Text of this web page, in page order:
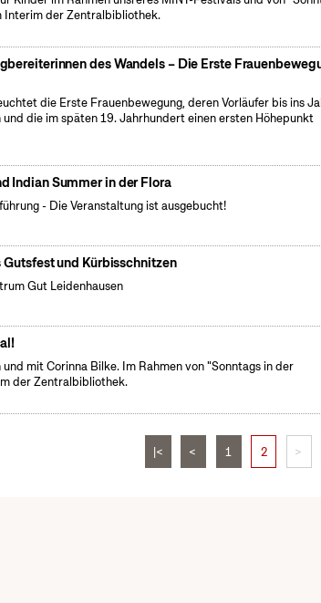
Interim der Zentralbibliothek.
des Wandels – Die Erste
die Erste Frauenbewegung, deren Vorläufer bis ins
die im späten 19. Jahrhundert einen ersten Höhepunkt
Indian Summer in der Flora
- Die Veranstaltung ist ausgebucht!
und Kürbisschnitzen
Gut Leidenhausen
mit Corinna Bilke. Im Rahmen von "Sonntags in der
der Zentralbibliothek.
|< < 1 2 >